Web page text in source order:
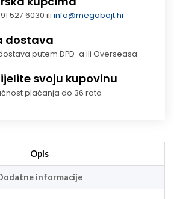
527 6030 iliinfo@megabajt.hr
dostava
putem DPD-a ili Overseasa
svoju kupovinu
plaćanja do 36 rata
Opis
informacije